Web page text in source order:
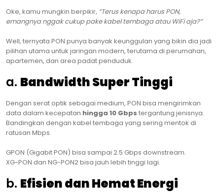
Oke, kamu mungkin berpikir, “Terus kenapa harus PON,
emangnya nggak cukup pake kabel tembaga atau WiFi aja?”
Well, ternyata PON punya banyak keunggulan yang bikin dia jadi
pilihan utama untuk jaringan modern, terutama di perumahan,
apartemen, dan area padat penduduk.
a. Bandwidth Super Tinggi
Dengan serat optik sebagai medium, PON bisa mengirimkan
data dalam kecepatan hingga 10 Gbps tergantung jenisnya.
Bandingkan dengan kabel tembaga yang sering mentok di
ratusan Mbps.
GPON (Gigabit PON) bisa sampai 2.5 Gbps downstream.
XG-PON dan NG-PON2 bisa jauh lebih tinggi lagi.
b. Efisien dan Hemat Energi